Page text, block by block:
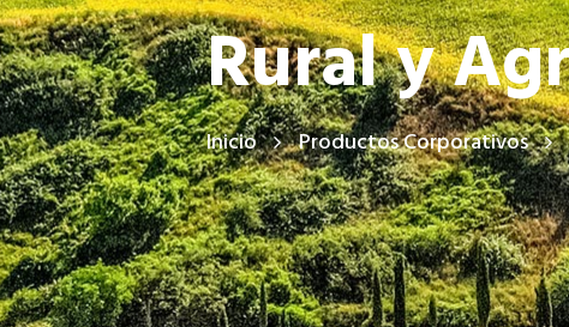
Rural y
Inicio Productos Corporativos